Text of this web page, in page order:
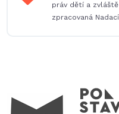
práv dětí a
zpracovaná